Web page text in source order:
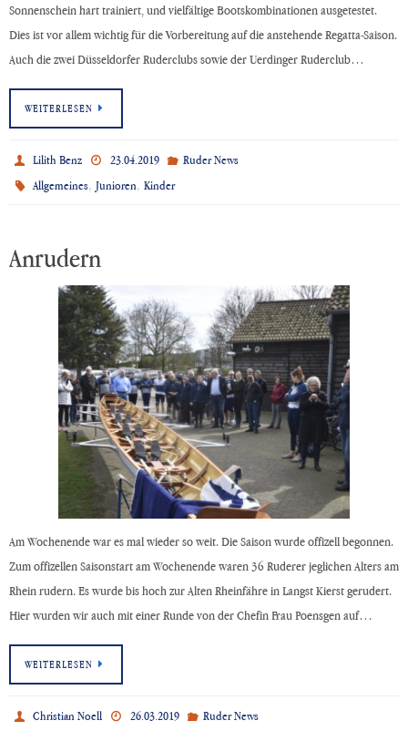
Sonnenschein hart trainiert, und vielfältige Bootskombinationen ausgetestet.
Dies ist vor allem wichtig für die Vorbereitung auf die anstehende Regatta-Saison.
Auch die zwei Düsseldorfer Ruderclubs sowie der Uerdinger Ruderclub…
WEITERLESEN
Lilith Benz 23.04.2019
Ruder News
Allgemeines,Junioren,Kinder
Anrudern
Am Wochenende war es mal wieder so weit. Die Saison wurde offizell begonnen.
Zum offizellen Saisonstart am Wochenende waren 36 Ruderer jeglichen Alters am
Rhein rudern. Es wurde bis hoch zur Alten Rheinfähre in Langst Kierst gerudert.
Hier wurden wir auch mit einer Runde von der Chefin Frau Poensgen auf…
WEITERLESEN
Christian Noell 26.03.2019
Ruder News